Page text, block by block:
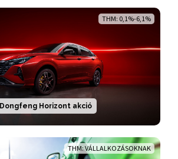
THM: 0,1%-6,1%
Dongfeng Horizont akció
THM: VÁLLALKOZÁSOKNAK